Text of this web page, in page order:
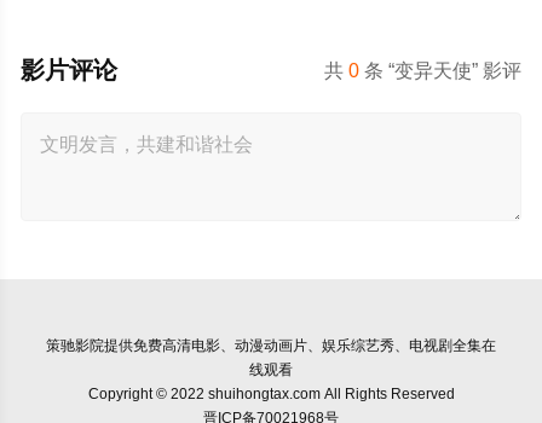
共0 条 “变异天使” 影评
影片评论
策驰影院提供免费高清电影、动漫动画片、娱乐综艺秀、电视剧全集在
线观看
Copyright © 2022 shuihongtax.com All Rights Reserved
晋ICP备70021968号